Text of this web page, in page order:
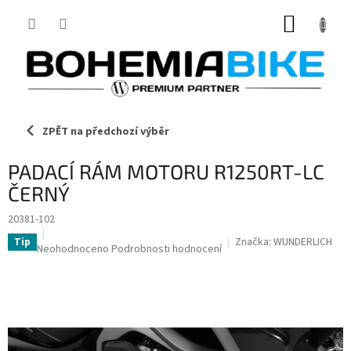
ZPĚT na předchozí výběr
PADACÍ RÁM MOTORU R1250RT-LC
ČERNÝ
20381-102
Tip Průměrné
Neohodnoceno Podrobnosti hodnocení Značka: WUNDERLICH